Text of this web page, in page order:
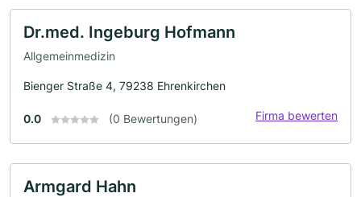
Dr.med. Ingeburg Hofmann
Allgemeinmedizin
Bienger Straße 4, 79238 Ehrenkirchen
0.0 (0 Bewertungen) Firma bewerten
Armgard Hahn